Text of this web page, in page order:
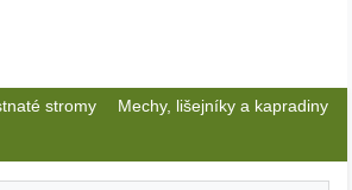
stromy Mechy, lišejníky a kapradiny